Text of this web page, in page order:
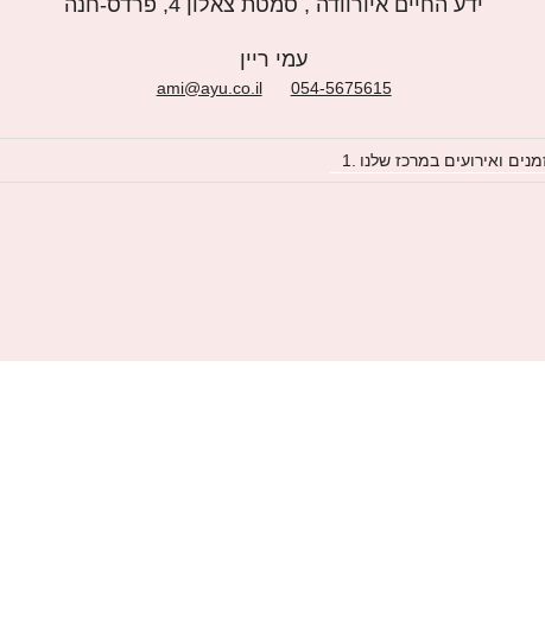
עמי ריין
054-5675615
ami@ayu.co.il
ואירועים במרכז שלנו